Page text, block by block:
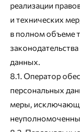
реализации
и технических
в полном объеме
данных.
8.1. Оператор
персональных
меры,